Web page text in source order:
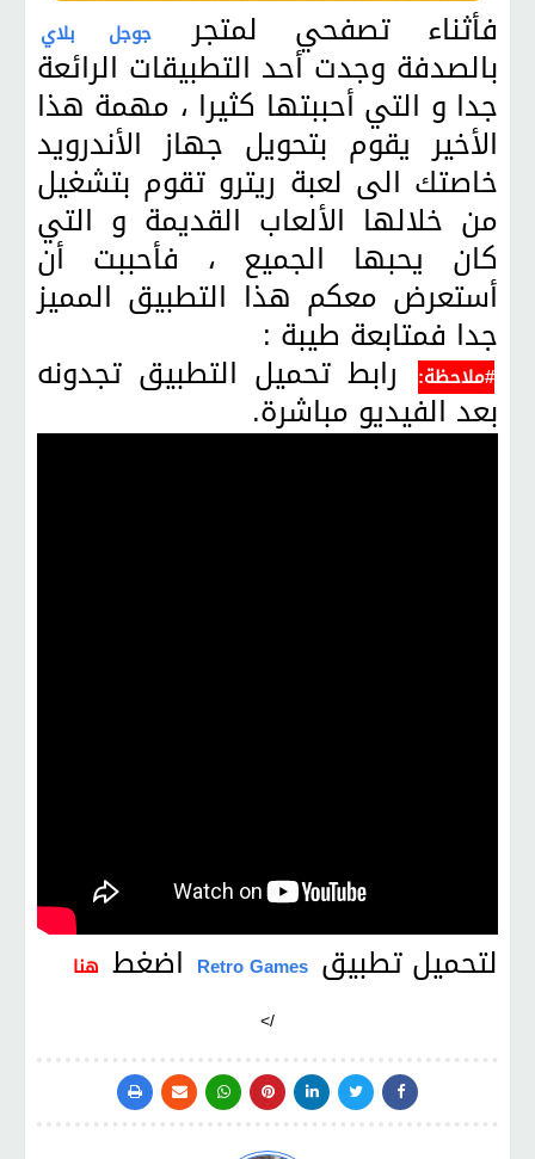
فأثناء تصفحي لمتجر جوجل بلاي
بالصدفة وجدت أحد التطبيقات الرائعة
جدا و التي أحببتها كثيرا ، مهمة هذا
الأخير يقوم بتحويل جهاز الأندرويد
خاصتك الى لعبة ريترو تقوم بتشغيل
من خلالها الألعاب القديمة و التي
كان يحبها الجميع ، فأحببت أن
أستعرض معكم هذا التطبيق المميز
جدا فمتابعة طيبة :
#ملاحظة: رابط تحميل التطبيق تجدونه
بعد الفيديو مباشرة.
لتحميل تطبيق Retro Games اضغط هنا
/>